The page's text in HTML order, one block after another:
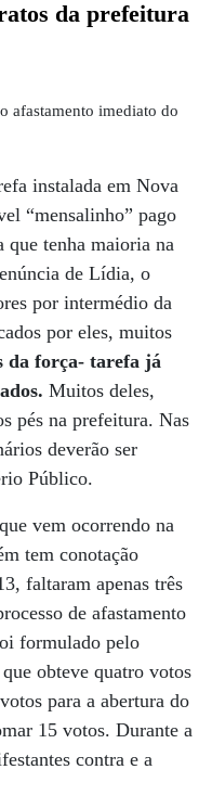
da prefeitura
afastamento imediato do
instalada em Nova
“mensalinho” pago
que tenha maioria na
de Lídia, o
por intermédio da
por eles, muitos
da força- tarefa já
Muitos deles,
pés na prefeitura. Nas
deverão ser
Público.
vem ocorrendo na
tem conotação
faltaram apenas três
de afastamento
formulado pelo
obteve quatro votos
para a abertura do
15 votos. Durante a
contra e a